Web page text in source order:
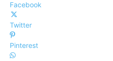
Facebook
Twitter
Pinterest